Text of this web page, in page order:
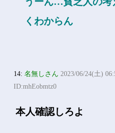
くわからん
14:名無しさん 2023/06/24(土)
ID:mhEobmtz0
本人確認しろよ